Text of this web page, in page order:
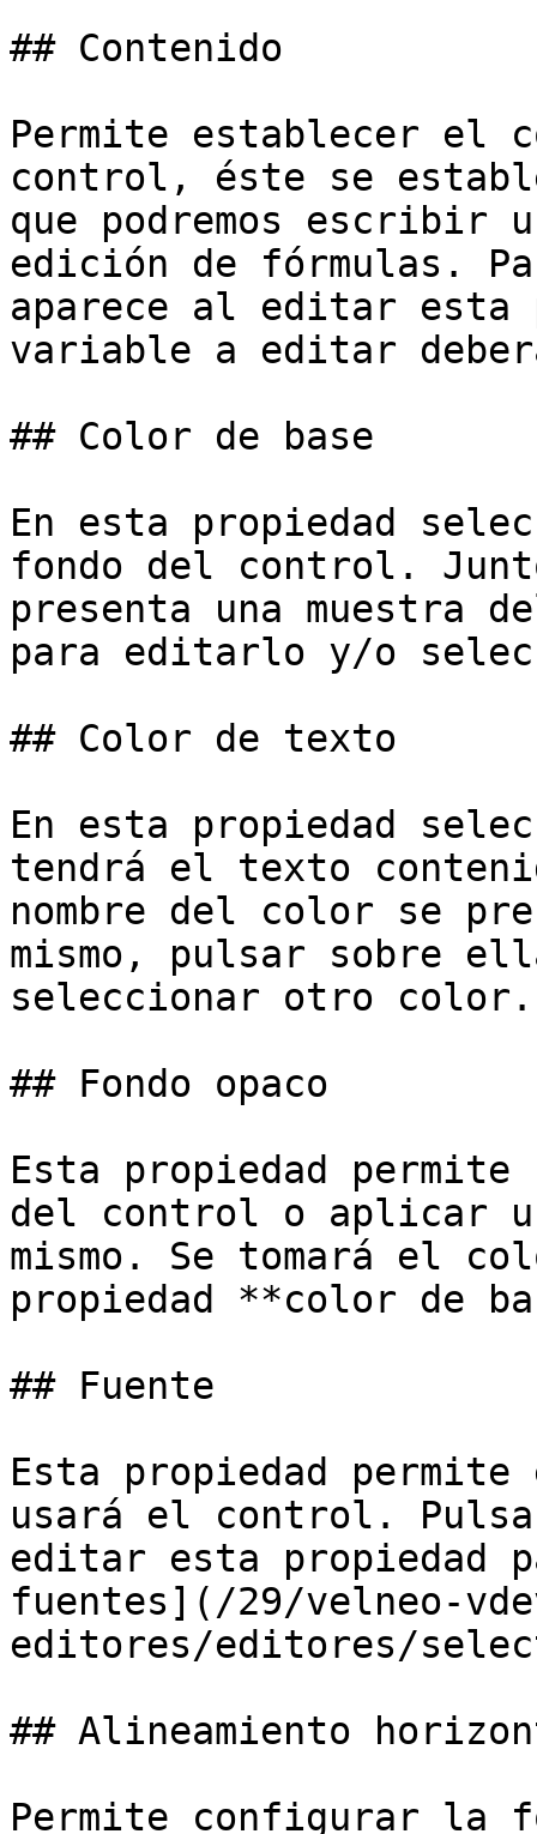
## Contenido
Permite establecer el
control, éste se
que podremos escribir
edición de fórmulas.
aparece al editar esta
variable a editar
## Color de base
En esta propiedad
fondo del control.
presenta una muestra
para editarlo y/o
## Color de texto
En esta propiedad
tendrá el texto
nombre del color se
mismo, pulsar sobre
seleccionar otro color.
## Fondo opaco
Esta propiedad
del control o aplicar
mismo. Se tomará el
propiedad **color de
## Fuente
Esta propiedad
usará el control.
editar esta propiedad
fuentes](/29/velneo-
editores/editores/
## Alineamiento
Permite configurar la